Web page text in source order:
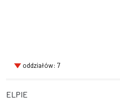
oddziałów: 7
ELPIE